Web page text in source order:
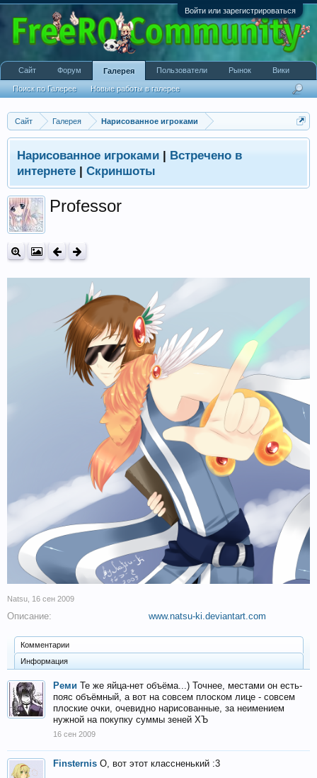
Войти или зарегистрироваться
Сайт Галерея Нарисованное игроками
Нарисованное игроками | Встречено в
интернете | Скриншоты
Professor
Natsu 16 сен 2009
Описание: www.natsu-ki.deviantart.com
Комментарии
Информация
Реми Те же яйца-нет объёма...) Точнее, местами он есть-
пояс объёмный, а вот на совсем плоском лице - совсем
плоские очки, очевидно нарисованные, за неимением
нужной на покупку суммы зеней ХЪ
16 сен 2009
Finsternis О, вот этот клаcсненький :3
Сайт Форум Галерея
Поиск по Галерее Новые работы в галерее
Пользователи Рынок Вики